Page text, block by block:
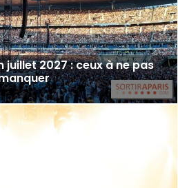
juillet 2027 : ceux à ne pas